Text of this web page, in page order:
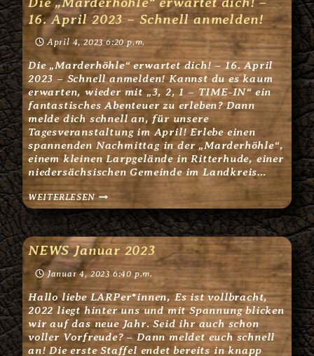
16. April 2023 – Schnell anmelden!
April 4, 2023 6:20 p.m.
Die „Marderhöhle“ erwartet dich! – 16. April
2023 – Schnell anmelden! Kannst du es kaum
erwarten, wieder mit „3, 2, 1 – TIME-IN“ ein
fantastisches Abenteuer zu erleben? Dann
melde dich schnell an, für unsere
Tagesveranstaltung im April! Erlebe einen
spannenden Nachmittag in der „Marderhöhle“,
einem kleinen Larpgelände in Ritterhude, einer
niedersächsischen Gemeinde im Landkreis…
WEITERLESENDIE
„MARDERHÖHLE“
ERWARTET
DICH!
–
16.
APRIL
2023
–
SCHNELL
ANMELDEN!
NEWS Januar 2023
Januar 4, 2023 6:40 p.m.
Hallo liebe LARPer*innen, Es ist vollbracht,
2022 liegt hinter uns und mit Spannung blicken
wir auf das neue Jahr. Seid ihr auch schon
voller Vorfreude? – Dann meldet euch schnell
an! Die erste Staffel endet bereits in knapp